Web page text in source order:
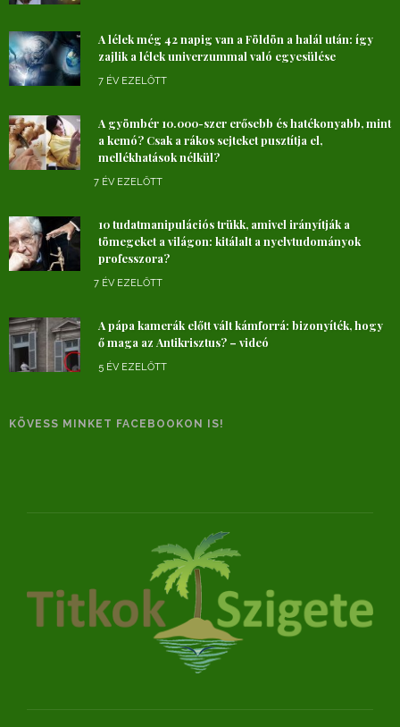
A lélek még 42 napig van a Földön a halál után: így
zajlik a lélek univerzummal való egyesülése
7 ÉV EZELŐTT
A gyömbér 10.000-szer erősebb és hatékonyabb, mint
a kemó? Csak a rákos sejteket pusztítja el,
mellékhatások nélkül?
7 ÉV EZELŐTT
10 tudatmanipulációs trükk, amivel irányítják a
tömegeket a világon: kitálalt a nyelvtudományok
professzora?
7 ÉV EZELŐTT
A pápa kamerák előtt vált kámforrá: bizonyíték, hogy
ő maga az Antikrisztus? – videó
5 ÉV EZELŐTT
KÖVESS MINKET FACEBOOKON IS!